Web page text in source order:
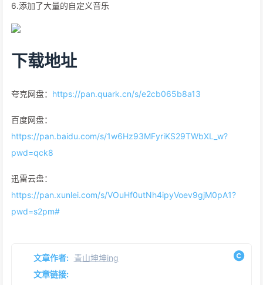
6.添加了大量的自定义音乐
下载地址
夸克网盘： https://pan.quark.cn/s/e2cb065b8a13
百度网盘：
https://pan.baidu.com/s/1w6Hz93MFyriKS29TWbXL_w?
pwd=qck8
迅雷云盘：
https://pan.xunlei.com/s/VOuHf0utNh4ipyVoev9gjM0pA1?
pwd=s2pm#
文章作者: 青山坤坤ing
文章链接: